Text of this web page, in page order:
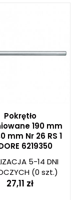
Pokrętło
190 mm
mm Nr 26 RS 1
6219350
5-14 DNI
(0 szt.)
27,11 zł